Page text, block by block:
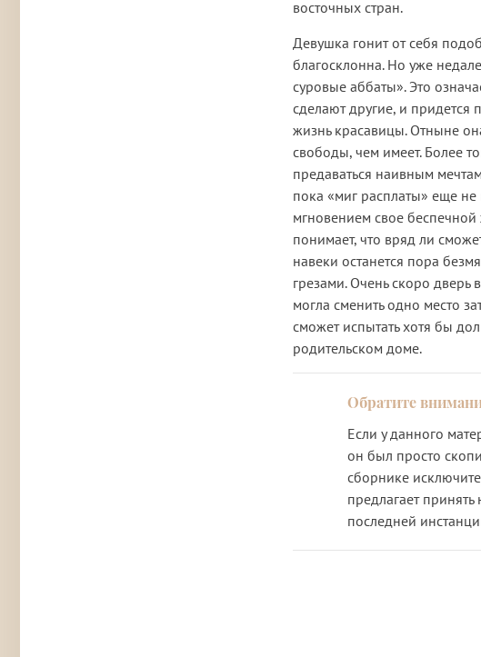
восточных стран.
Девушка гонит от себя
благосклонна. Но уже
суровые аббаты». Это
сделают другие, и придется
жизнь красавицы. Отныне
свободы, чем имеет. Более
предаваться наивным
пока «миг расплаты» еще не
мгновением свое
понимает, что вряд ли
навеки останется пора
грезами. Очень скоро дверь
могла сменить одно место
сможет испытать хотя бы
родительском доме.
Если у данного
он был просто
сборнике
предлагает
последней